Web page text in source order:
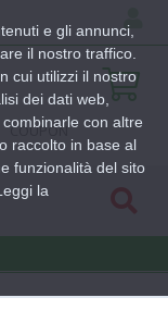
COUPON
e gli annunci,
il nostro traffico.
cui utilizzi il nostro
dei dati web,
con altre
raccolto in base al
funzionalità del sito
la